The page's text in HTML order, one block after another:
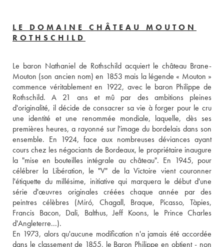
LE DOMAINE CHÂTEAU MOUTON
ROTHSCHILD
Le baron Nathaniel de Rothschild acquiert le château Brane-
Mouton (son ancien nom) en 1853 mais la légende « Mouton »
commence véritablement en 1922, avec le baron Philippe de
Rothschild. A 21 ans et mû par des ambitions pleines
d'originalité, il décide de consacrer sa vie à forger pour le cru
une identité et une renommée mondiale, laquelle, dès ses
premières heures, a rayonné sur l'image du bordelais dans son
ensemble. En 1924, face aux nombreuses déviances ayant
cours chez les négociants de Bordeaux, le propriétaire inaugure
la "mise en bouteilles intégrale au château". En 1945, pour
célébrer la Libération, le "V" de la Victoire vient couronner
l'étiquette du millésime, initiative qui marquera le début d'une
série d'œuvres originales créées chaque année par des
peintres célèbres (Miró, Chagall, Braque, Picasso, Tàpies,
Francis Bacon, Dali, Balthus, Jeff Koons, le Prince Charles
d'Angleterre...).
En 1973, alors qu'aucune modification n'a jamais été accordée
dans le classement de 1855, le Baron Philippe en obtient - non